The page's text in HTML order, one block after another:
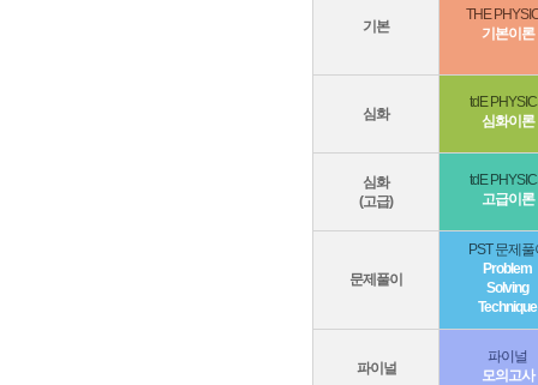
기본
THE
기본이론
심화
tdE
심화이론
심화
(고급)
tdE
고급이론
문제풀이
PST 문제풀
Problem
Solving
Technique
파이널
파이널
모의고사